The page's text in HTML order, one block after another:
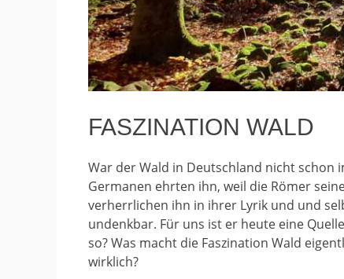
FASZINATION WALD
War der Wald in Deutschland nicht schon
Germanen ehrten ihn, weil die Römer
verherrlichen ihn in ihrer Lyrik und und
undenkbar. Für uns ist er heute eine
so? Was macht die Faszination Wald
wirklich?